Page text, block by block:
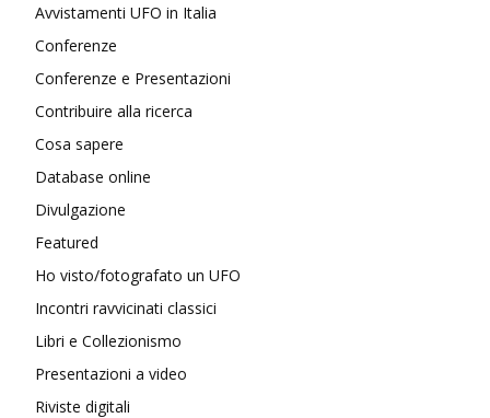
Avvistamenti UFO in Italia
Conferenze
Conferenze e Presentazioni
Contribuire alla ricerca
Cosa sapere
Database online
Divulgazione
Featured
Ho visto/fotografato un UFO
Incontri ravvicinati classici
Libri e Collezionismo
Presentazioni a video
Riviste digitali